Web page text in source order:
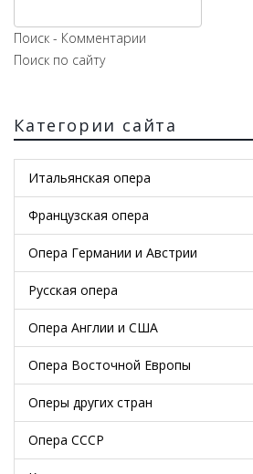
Поиск - Комментарии
Поиск по сайту
Категории сайта
Итальянская опера
Французская опера
Опера Германии и Австрии
Русская опера
Опера Англии и США
Опера Восточной Европы
Оперы других стран
Опера СССР